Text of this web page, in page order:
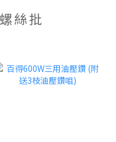
絲批